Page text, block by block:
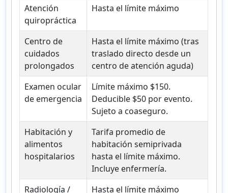
Atención
quiropráctica
Hasta el límite máximo
Centro de
cuidados
prolongados
Hasta el límite máximo (tras
traslado directo desde un
centro de atención aguda)
Examen ocular
de emergencia
Límite máximo $150.
Deducible $50 por evento.
Sujeto a coaseguro.
Habitación y
alimentos
hospitalarios
Tarifa promedio de
habitación semiprivada
hasta el límite máximo.
Incluye enfermería.
Radiología /
Hasta el límite máximo